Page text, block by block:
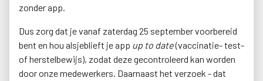
zonder app.
Dus zorg dat je vanaf zaterdag 25 september voorbereid
bent en hou alsjeblieft je app up to date(vaccinatie- test-
of herstelbewijs), zodat deze gecontroleerd kan worden
door onze medewerkers. Daarnaast het verzoek - dat